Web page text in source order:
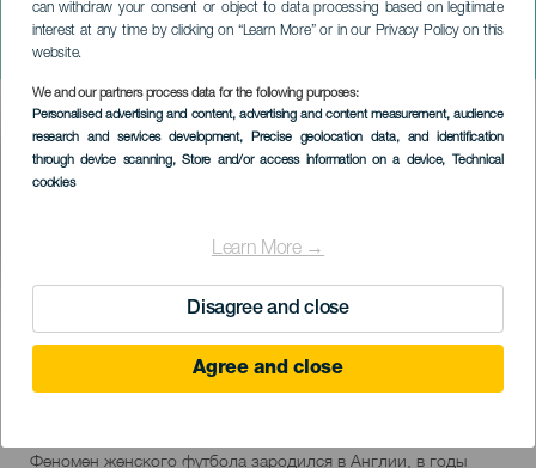
can withdraw your consent or object to data processing based on legitimate
interest at any time by clicking on “Learn More” or in our Privacy Policy on this
website.
We and our partners process data for the following purposes:
Personalised advertising and content, advertising and content measurement, audience
research and services development, Precise geolocation data, and identification
through device scanning, Store and/or access information on a device, Technical
cookies
Learn More →
Disagree and close
Agree and close
Женский футбольный
клуб
Imagen
Listado
ПРОШЕДШЕЕ МЕРОПРИЯТИЕ
Descripción
Феномен женского футбола зародился в Англии, в годы